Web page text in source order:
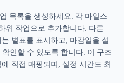
목록을 생성하세요. 각 마일스
위 작업으로 추가합니다. 다른
별표를 표시하고, 마감일을 설
확인할 수 있도록 합니다. 이 구조
직접 매핑되며, 설정 시간도 최